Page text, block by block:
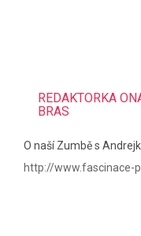
REDAKTORKA
BRAS
O naší Zumbě s
http://www.fascinace-